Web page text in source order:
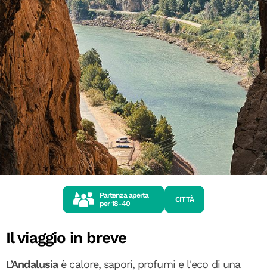
Partenza aperta
per18-40
CITTÀ
Il viaggio in breve
L’Andalusia è calore, sapori, profumi e l'eco di una